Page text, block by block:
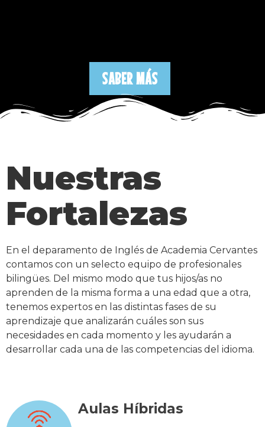
SABER MÁS
Nuestras
Fortalezas
En el deparamento de Inglés de Academia Cervantes
contamos con un selecto equipo de profesionales
bilingües. Del mismo modo que tus hijos/as no
aprenden de la misma forma a una edad que a otra,
tenemos expertos en las distintas fases de su
aprendizaje que analizarán cuáles son sus
necesidades en cada momento y les ayudarán a
desarrollar cada una de las competencias del idioma.
Aulas Híbridas